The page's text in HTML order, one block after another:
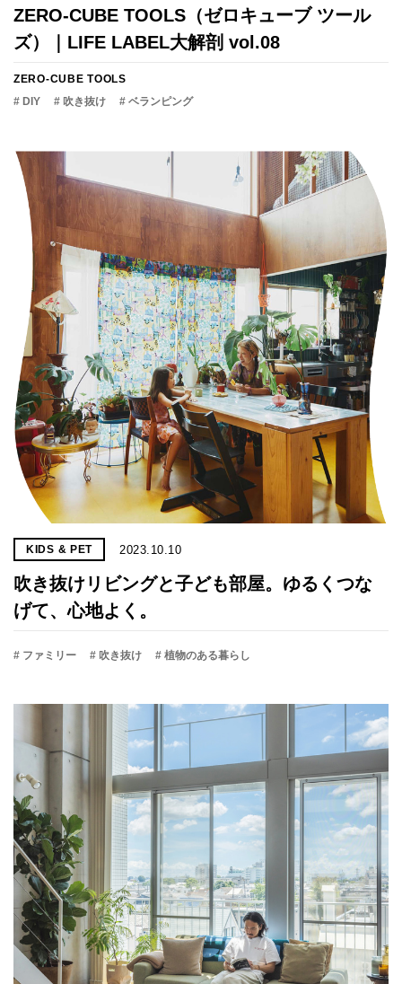
ZERO-CUBE TOOLS（ゼロキューブ ツール
ズ）｜LIFE LABEL大解剖 vol.08
ZERO-CUBE TOOLS
# DIY
# 吹き抜け # ベランピング
KIDS & PET 2023.10.10
吹き抜けリビングと子ども部屋。ゆるくつな
げて、心地よく。
# ファミリー # 吹き抜け # 植物のある暮らし